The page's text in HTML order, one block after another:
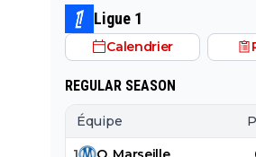
traumatisme de l enfance lié
derniers; pour le soutenir,
adhérer à son association
refusant catégoriquement l
emojis bien trop populaire
surtout incompréhensible
Ligue 1
Calendrier
REGULAR SEASON
Équipe